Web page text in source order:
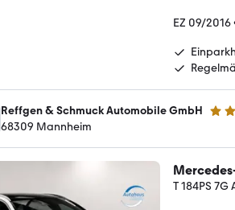
EZ 09/2016
Reffgen & Schmuck Automobile GmbH 4.8
68309 Mannheim
T 184PS